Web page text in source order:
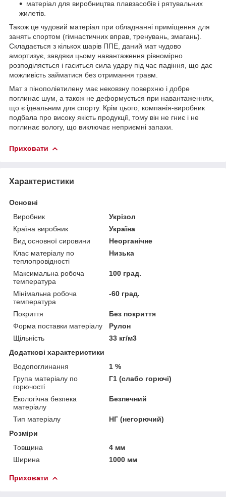
матеріал для виробництва плавзасобів і рятувальних
жилетів.
Також це чудовий матеріал при обладнанні приміщення для
занять спортом (гімнастичних вправ, тренувань, змагань).
Складається з кількох шарів ППЕ, даний мат чудово
амортизує, завдяки цьому навантаження рівномірно
розподіляється і гаситься сила удару під час падіння, що дає
можливість займатися без отримання травм.
Мат з пінополіетилену має нековзну поверхню і добре
поглинає шум, а також не деформується при навантаженнях,
що є ідеальним для спорту. Крім цього, компанія-виробник
подбала про високу якість продукції, тому він не гниє і не
поглинає вологу, що виключає неприємні запахи.
Приховати
Характеристики
Основні
Виробник
Укрізол
Країна виробник
Україна
Вид основної сировини
Неорганічне
Клас матеріалу по
теплопровідності
Низька
Максимальна робоча
температура
100 град.
Мінімальна робоча
температура
-60 град.
Покриття
Без покриття
Форма поставки матеріалу
Рулон
Щільність
33 кг/м3
Додаткові характеристики
Водопоглинання
1 %
Група матеріалу по
горючості
Г1 (слабо горючі)
Екологічна безпека
матеріалу
Безпечний
Тип матеріалу
НГ (негорючий)
Розміри
Товщина
4 мм
Ширина
1000 мм
Приховати